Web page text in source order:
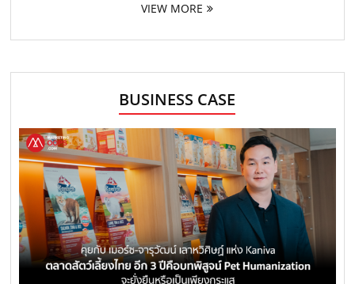
VIEW MORE
BUSINESS CASE